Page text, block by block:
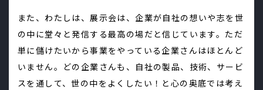
また、わたしは、展示会は、企業が自社の想いや志を世
の中に堂々と発信する最高の場だと信じています。ただ
単に儲けたいから事業をやっている企業さんはほとんど
いません。どの企業さんも、自社の製品、技術、サービ
スを通して、世の中をよくしたい！と心の奥底では考え